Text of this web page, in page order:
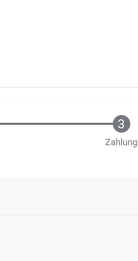
Zahlung